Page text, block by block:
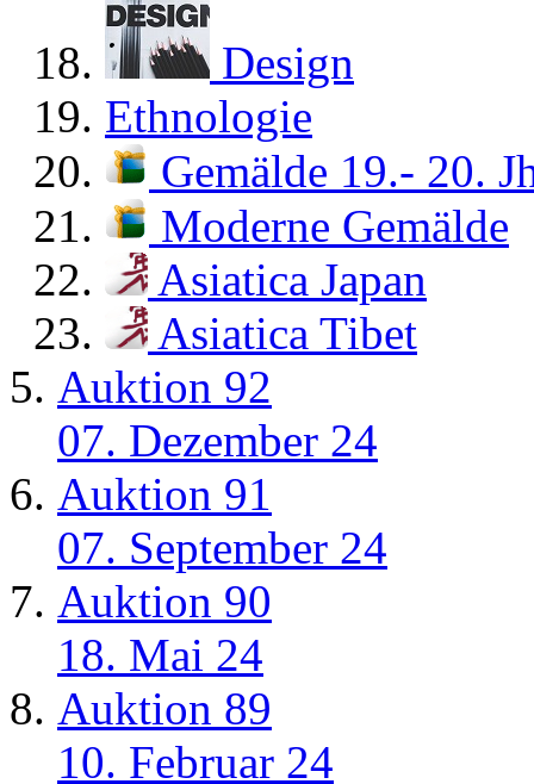
Design
Ethnologie
Gemälde 19.- 20.
Moderne Gemälde
Asiatica Japan
Asiatica Tibet
Auktion 92
07. Dezember 24
Auktion 91
07. September 24
Auktion 90
18. Mai 24
Auktion 89
10. Februar 24